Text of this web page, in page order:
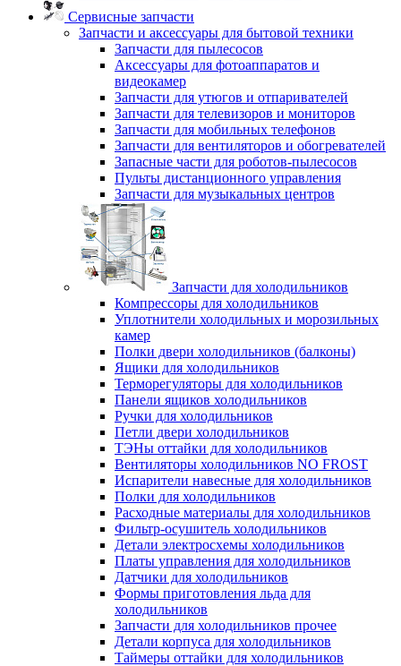
Сервисные запчасти
Запчасти и аксессуары для бытовой техники
Запчасти для пылесосов
Аксессуары для фотоаппаратов и
видеокамер
Запчасти для утюгов и отпаривателей
Запчасти для телевизоров и мониторов
Запчасти для мобильных телефонов
Запчасти для вентиляторов и обогревателей
Запасные части для роботов-пылесосов
Пульты дистанционного управления
Запчасти для музыкальных центров
Запчасти для холодильников
Компрессоры для холодильников
Уплотнители холодильных и морозильных
камер
Полки двери холодильников (балконы)
Ящики для холодильников
Терморегуляторы для холодильников
Панели ящиков холодильников
Ручки для холодильников
Петли двери холодильников
ТЭНы оттайки для холодильников
Вентиляторы холодильников NO FROST
Испарители навесные для холодильников
Полки для холодильников
Расходные материалы для холодильников
Фильтр-осушитель холодильников
Детали электросхемы холодильников
Платы управления для холодильников
Датчики для холодильников
Формы приготовления льда для
холодильников
Запчасти для холодильников прочее
Детали корпуса для холодильников
Таймеры оттайки для холодильников